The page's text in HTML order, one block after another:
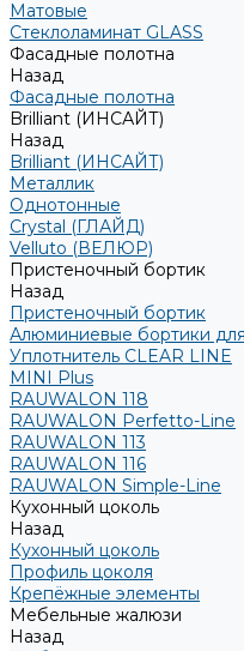
Матовые
Стеклоламинат GLASS
Фасадные полотна
Назад
Фасадные полотна
Brilliant (ИНСАЙТ)
Назад
Brilliant (ИНСАЙТ)
Металлик
Однотонные
Crystal (ГЛАЙД)
Velluto (ВЕЛЮР)
Пристеночный бортик
Назад
Пристеночный бортик
Алюминиевые бортики
Уплотнитель CLEAR LINE
MINI Plus
RAUWALON 118
RAUWALON Perfetto-Line
RAUWALON 113
RAUWALON 116
RAUWALON Simple-Line
Кухонный цоколь
Назад
Кухонный цоколь
Профиль цоколя
Крепёжные элементы
Мебельные жалюзи
Назад